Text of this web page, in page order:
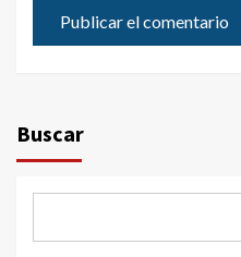
Buscar